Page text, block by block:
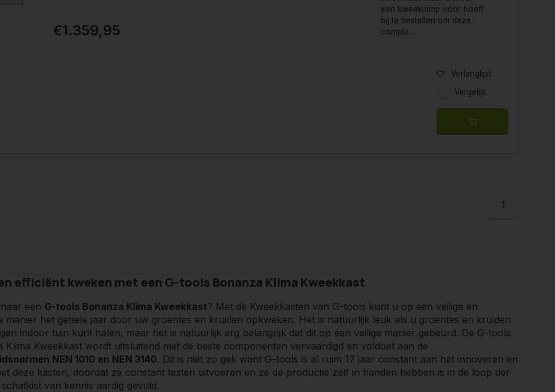
€1.359,95
een kweeklamp voor hoeft
bij te bestellen om deze
comple...
Verlanglijst
Vergelijk
1
efficiënt kweken met een G-tools Bonanza Klima Kweekkast
een G-tools Bonanza Klima Kweekkast? Met de Kweekkasten van G-tools kunt u op een veilige en
manier het gehele jaar door uw groentes en kruiden opkweken. Het is natuurlijk leuk als u groentes en kruiden
indoor tuin kunt halen, maar het is natuurlijk erg belangrijk dat dit op een veilige manier gebeurd. De G-tools
Klima Kweekkast wordt uitsluitend met de beste componenten vervaardigd en voldoet aan de
NEN 1010 en NEN 3140. Dit is niet zo gek want G-tools is al ruim 17 jaar constant aan het innoveren en
deze kasten, doordat ze constant testen uitvoeren en ze de productie zelf in handen hebben is in de loop der
van kennis aardig gevuld.